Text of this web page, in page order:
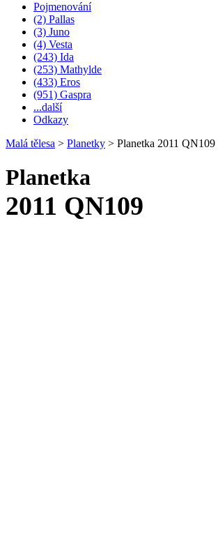
Pojmenování
(2) Pallas
(3) Juno
(4) Vesta
(243) Ida
(253) Mathylde
(433) Eros
(951) Gaspra
...další
Odkazy
Malá tělesa > Planetky > Planetka 2011 QN109
Planetka
2011 QN109